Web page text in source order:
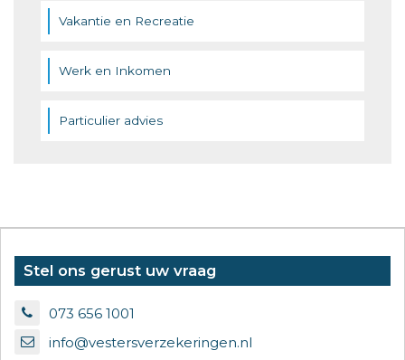
Vakantie en Recreatie
Werk en Inkomen
Particulier advies
Stel ons gerust uw vraag
073 656 1001
info@vestersverzekeringen.nl